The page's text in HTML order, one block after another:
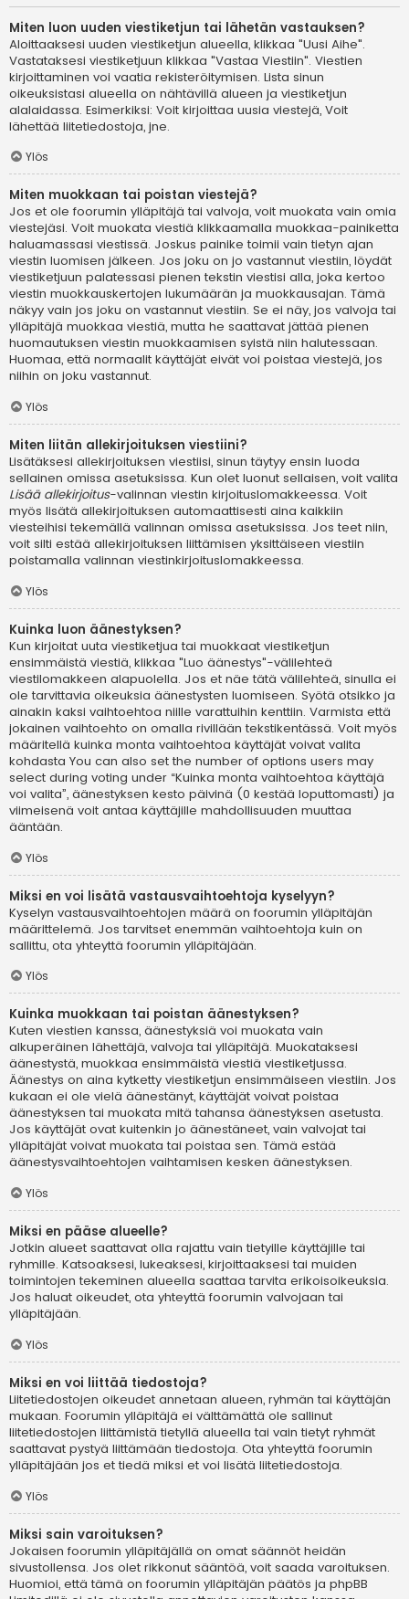
Miten luon uuden viestiketjun tai lähetän vastauksen?
Aloittaaksesi uuden viestiketjun alueella, klikkaa "Uusi Aihe".
Vastataksesi viestiketjuun klikkaa "Vastaa Viestiin". Viestien
kirjoittaminen voi vaatia rekisteröitymisen. Lista sinun
oikeuksistasi alueella on nähtävillä alueen ja viestiketjun
alalaidassa. Esimerkiksi: Voit kirjoittaa uusia viestejä, Voit
lähettää liitetiedostoja, jne.
Ylös
Miten muokkaan tai poistan viestejä?
Jos et ole foorumin ylläpitäjä tai valvoja, voit muokata vain omia
viestejäsi. Voit muokata viestiä klikkaamalla muokkaa-painiketta
haluamassasi viestissä. Joskus painike toimii vain tietyn ajan
viestin luomisen jälkeen. Jos joku on jo vastannut viestiin, löydät
viestiketjuun palatessasi pienen tekstin viestisi alla, joka kertoo
viestin muokkauskertojen lukumäärän ja muokkausajan. Tämä
näkyy vain jos joku on vastannut viestiin. Se ei näy, jos valvoja tai
ylläpitäjä muokkaa viestiä, mutta he saattavat jättää pienen
huomautuksen viestin muokkaamisen syistä niin halutessaan.
Huomaa, että normaalit käyttäjät eivät voi poistaa viestejä, jos
niihin on joku vastannut.
Ylös
Miten liitän allekirjoituksen viestiini?
Lisätäksesi allekirjoituksen viestiisi, sinun täytyy ensin luoda
sellainen omissa asetuksissa. Kun olet luonut sellaisen, voit valita
Lisää allekirjoitus-valinnan viestin kirjoituslomakkeessa. Voit
myös lisätä allekirjoituksen automaattisesti aina kaikkiin
viesteihisi tekemällä valinnan omissa asetuksissa. Jos teet niin,
voit silti estää allekirjoituksen liittämisen yksittäiseen viestiin
poistamalla valinnan viestinkirjoituslomakkeessa.
Ylös
Kuinka luon äänestyksen?
Kun kirjoitat uuta viestiketjua tai muokkaat viestiketjun
ensimmäistä viestiä, klikkaa "Luo äänestys"-välilehteä
viestilomakkeen alapuolella. Jos et näe tätä välilehteä, sinulla ei
ole tarvittavia oikeuksia äänestysten luomiseen. Syötä otsikko ja
ainakin kaksi vaihtoehtoa niille varattuihin kenttiin. Varmista että
jokainen vaihtoehto on omalla rivillään tekstikentässä. Voit myös
määritellä kuinka monta vaihtoehtoa käyttäjät voivat valita
kohdasta You can also set the number of options users may
select during voting under “Kuinka monta vaihtoehtoa käyttäjä
voi valita”, äänestyksen kesto päivinä (0 kestää loputtomasti) ja
viimeisenä voit antaa käyttäjille mahdollisuuden muuttaa
ääntään.
Ylös
Miksi en voi lisätä vastausvaihtoehtoja kyselyyn?
Kyselyn vastausvaihtoehtojen määrä on foorumin ylläpitäjän
määrittelemä. Jos tarvitset enemmän vaihtoehtoja kuin on
sallittu, ota yhteyttä foorumin ylläpitäjään.
Ylös
Kuinka muokkaan tai poistan äänestyksen?
Kuten viestien kanssa, äänestyksiä voi muokata vain
alkuperäinen lähettäjä, valvoja tai ylläpitäjä. Muokataksesi
äänestystä, muokkaa ensimmäistä viestiä viestiketjussa.
Äänestys on aina kytketty viestiketjun ensimmäiseen viestiin. Jos
kukaan ei ole vielä äänestänyt, käyttäjät voivat poistaa
äänestyksen tai muokata mitä tahansa äänestyksen asetusta.
Jos käyttäjät ovat kuitenkin jo äänestäneet, vain valvojat tai
ylläpitäjät voivat muokata tai poistaa sen. Tämä estää
äänestysvaihtoehtojen vaihtamisen kesken äänestyksen.
Ylös
Miksi en pääse alueelle?
Jotkin alueet saattavat olla rajattu vain tietyille käyttäjille tai
ryhmille. Katsoaksesi, lukeaksesi, kirjoittaaksesi tai muiden
toimintojen tekeminen alueella saattaa tarvita erikoisoikeuksia.
Jos haluat oikeudet, ota yhteyttä foorumin valvojaan tai
ylläpitäjään.
Ylös
Miksi en voi liittää tiedostoja?
Liitetiedostojen oikeudet annetaan alueen, ryhmän tai käyttäjän
mukaan. Foorumin ylläpitäjä ei välttämättä ole sallinut
liitetiedostojen liittämistä tietyllä alueella tai vain tietyt ryhmät
saattavat pystyä liittämään tiedostoja. Ota yhteyttä foorumin
ylläpitäjään jos et tiedä miksi et voi lisätä liitetiedostoja.
Ylös
Miksi sain varoituksen?
Jokaisen foorumin ylläpitäjällä on omat säännöt heidän
sivustollensa. Jos olet rikkonut sääntöä, voit saada varoituksen.
Huomioi, että tämä on foorumin ylläpitäjän päätös ja phpBB